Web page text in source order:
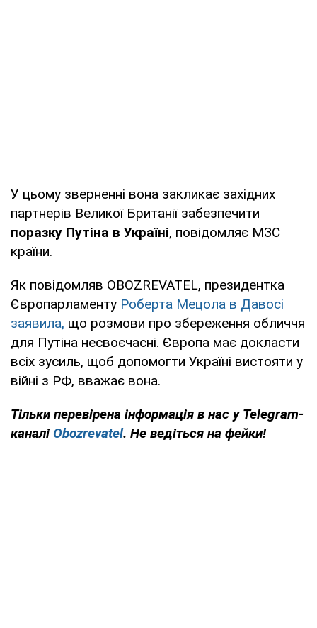
У цьому зверненні вона закликає західних
партнерів Великої Британії забезпечити
поразку Путіна в Україні, повідомляє МЗС
країни.
Як повідомляв OBOZREVATEL, президентка
Європарламенту Роберта Мецола в Давосі
заявила, що розмови про збереження обличчя
для Путіна несвоєчасні. Європа має докласти
всіх зусиль, щоб допомогти Україні вистояти у
війні з РФ, вважає вона.
Тільки перевірена інформація в нас у Telegram-
каналі Obozrevatel. Не ведіться на фейки!